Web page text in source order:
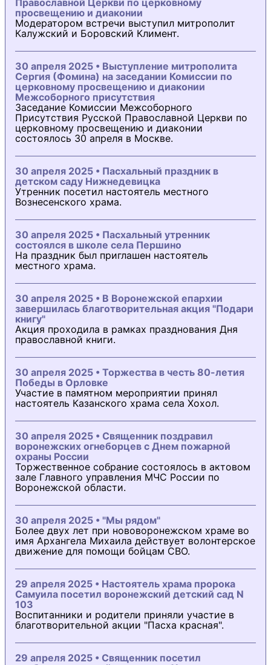
Православной Церкви по церковному
просвещению и диаконии
Модератором встречи выступил митрополит
Калужский и Боровский Климент.
30 апреля 2025 • Выступление митрополита
Сергия (Фомина) на заседании Комиссии по
церковному просвещению и диаконии
Межсоборного присутствия
Заседание Комиссии Межсоборного
Присутствия Русской Православной Церкви по
церковному просвещению и диаконии
состоялось 30 апреля в Москве.
30 апреля 2025 • Пасхальный праздник в
детском саду Нижнедевицка
Утренник посетил настоятель местного
Вознесенского храма.
30 апреля 2025 • Пасхальный утренник
состоялся в школе села Першино
На праздник был приглашен настоятель
местного храма.
30 апреля 2025 • В Воронежской епархии
завершилась благотворительная акция "Подари
книгу"
Акция проходила в рамках празднования Дня
православной книги.
30 апреля 2025 • Торжества в честь 80-летия
Победы в Орловке
Участие в памятном мероприятии принял
настоятель Казанского храма села Хохол.
30 апреля 2025 • Священник поздравил
воронежских огнеборцев с Днем пожарной
охраны России
Торжественное собрание состоялось в актовом
зале Главного управления МЧС России по
Воронежской области.
30 апреля 2025 • "Мы рядом"
Более двух лет при нововоронежском храме во
имя Архангела Михаила действует волонтерское
движение для помощи бойцам СВО.
29 апреля 2025 • Настоятель храма пророка
Самуила посетил воронежский детский сад N
103
Воспитанники и родители приняли участие в
благотворительной акции "Пасха красная".
29 апреля 2025 • Священник посетил